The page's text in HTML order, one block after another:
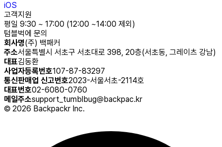
iOS
고객지원
평일 9:30 ~ 17:00 (12:00 ~14:00 제외)
텀블벅에 문의
회사명(주) 백패커
주소서울특별시 서초구 서초대로 398, 20층(서초동, 그레이츠 강남)
대표김동환
사업자등록번호107-87-83297
통신판매업 신고번호2023-서울서초-2114호
대표번호02-6080-0760
메일주소support_tumblbug@backpac.kr
© 2026 Backpackr Inc.